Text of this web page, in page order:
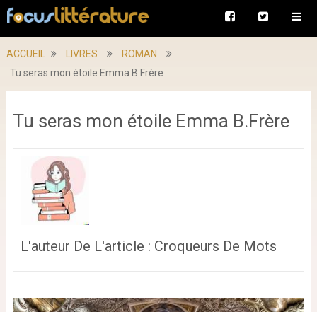
ACCUEIL LIVRES
ROMAN
Tu seras mon étoile Emma B.Frère
Tu seras mon étoile Emma B.Frère
L'auteur De L'article : Croqueurs De Mots